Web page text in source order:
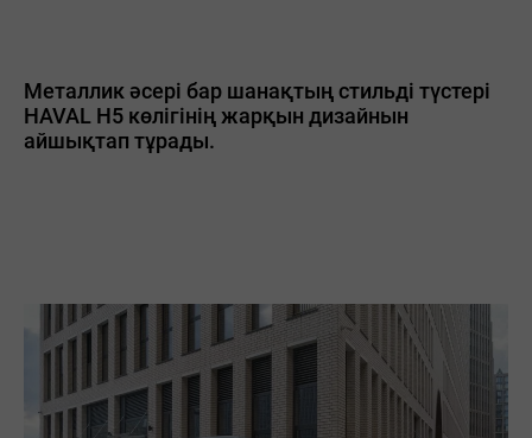
Металлик әсері бар шанақтың стильді түстері
HAVAL H5 көлігінің жарқын дизайнын
айшықтап тұрады.